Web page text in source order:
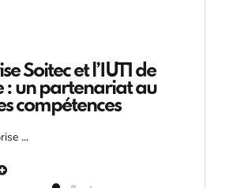
Soitec et l’IUT1 de
: un partenariat au
compétences
...